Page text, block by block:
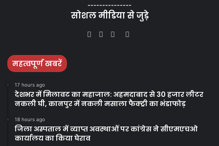
---------------
सोशल मीडिया से जुड़े
Facebook
TwitterYouTube
Instagram
महत्वपूर्ण खबरें
17 hours ago
देशभर में मिलावट का महाजाल: अहमदाबाद से 30 हजार लीटर
नकली घी, कानपुर में नकली मसाला फैक्ट्री का भंडाफोड़
18 hours ago
जिला अस्पताल में व्याप्त अवस्थाओं पर कांग्रेस ने सीएमएचओ
कार्यालय का किया घेराव